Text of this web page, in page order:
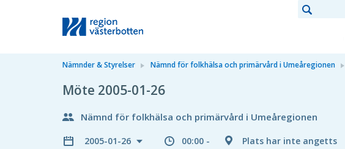
Nämnder & Styrelser Nämnd för folkhälsa och primärvård i Umeåregionen
Möte 2005-01-26
Nämnd för folkhälsa och primärvård i Umeåregionen
2005-01-26 00:00 - Plats har inte angetts